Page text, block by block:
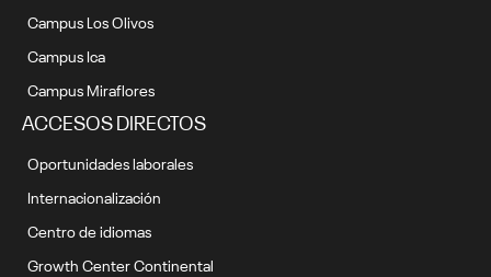
Campus Los Olivos
Campus Ica
Campus Miraflores
ACCESOS DIRECTOS
Oportunidades laborales
Internacionalización
Centro de idiomas
Growth Center Continental